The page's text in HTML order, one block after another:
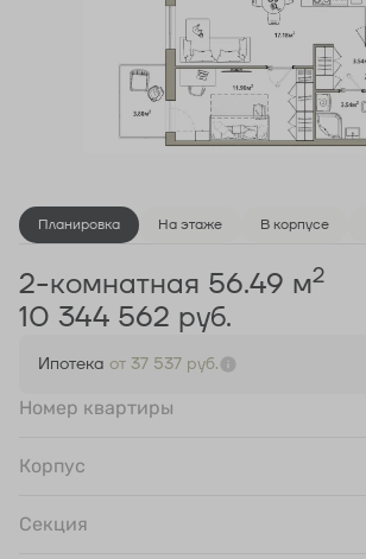
Планировка На этаже В корпусе
2-комнатная 56.49 м2
10 344 562 руб.
Ипотека от 37 537 руб.
Номер квартиры
Корпус
Секция